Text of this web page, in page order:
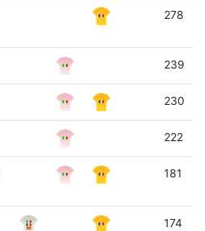
278
239
230
222
181
174